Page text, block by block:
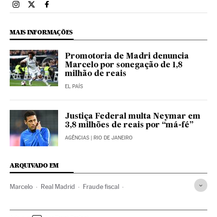
Esportes El País Brasil en Instagram
Esportes El País Brasil en Twitter
Esportes El País Brasil en Facebook
MAIS INFORMAÇÕES
Promotoria de Madri denuncia
Marcelo por sonegação de 1,8
milhão de reais
EL PAÍS
Justiça Federal multa Neymar em
3,8 milhões de reais por “má-fé”
AGÊNCIAS | RIO DE JANEIRO
ARQUIVADO EM
Marcelo Real Madrid Fraude fiscal